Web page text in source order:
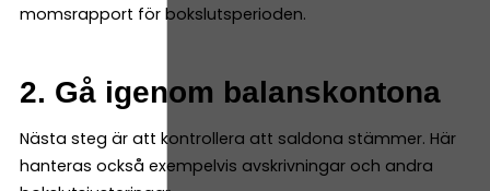
momsrapport för bokslutsperioden.
2. Gå igenom balanskontona
Nästa steg är att kontrollera att saldona stämmer. Här
hanteras också exempelvis avskrivningar och andra